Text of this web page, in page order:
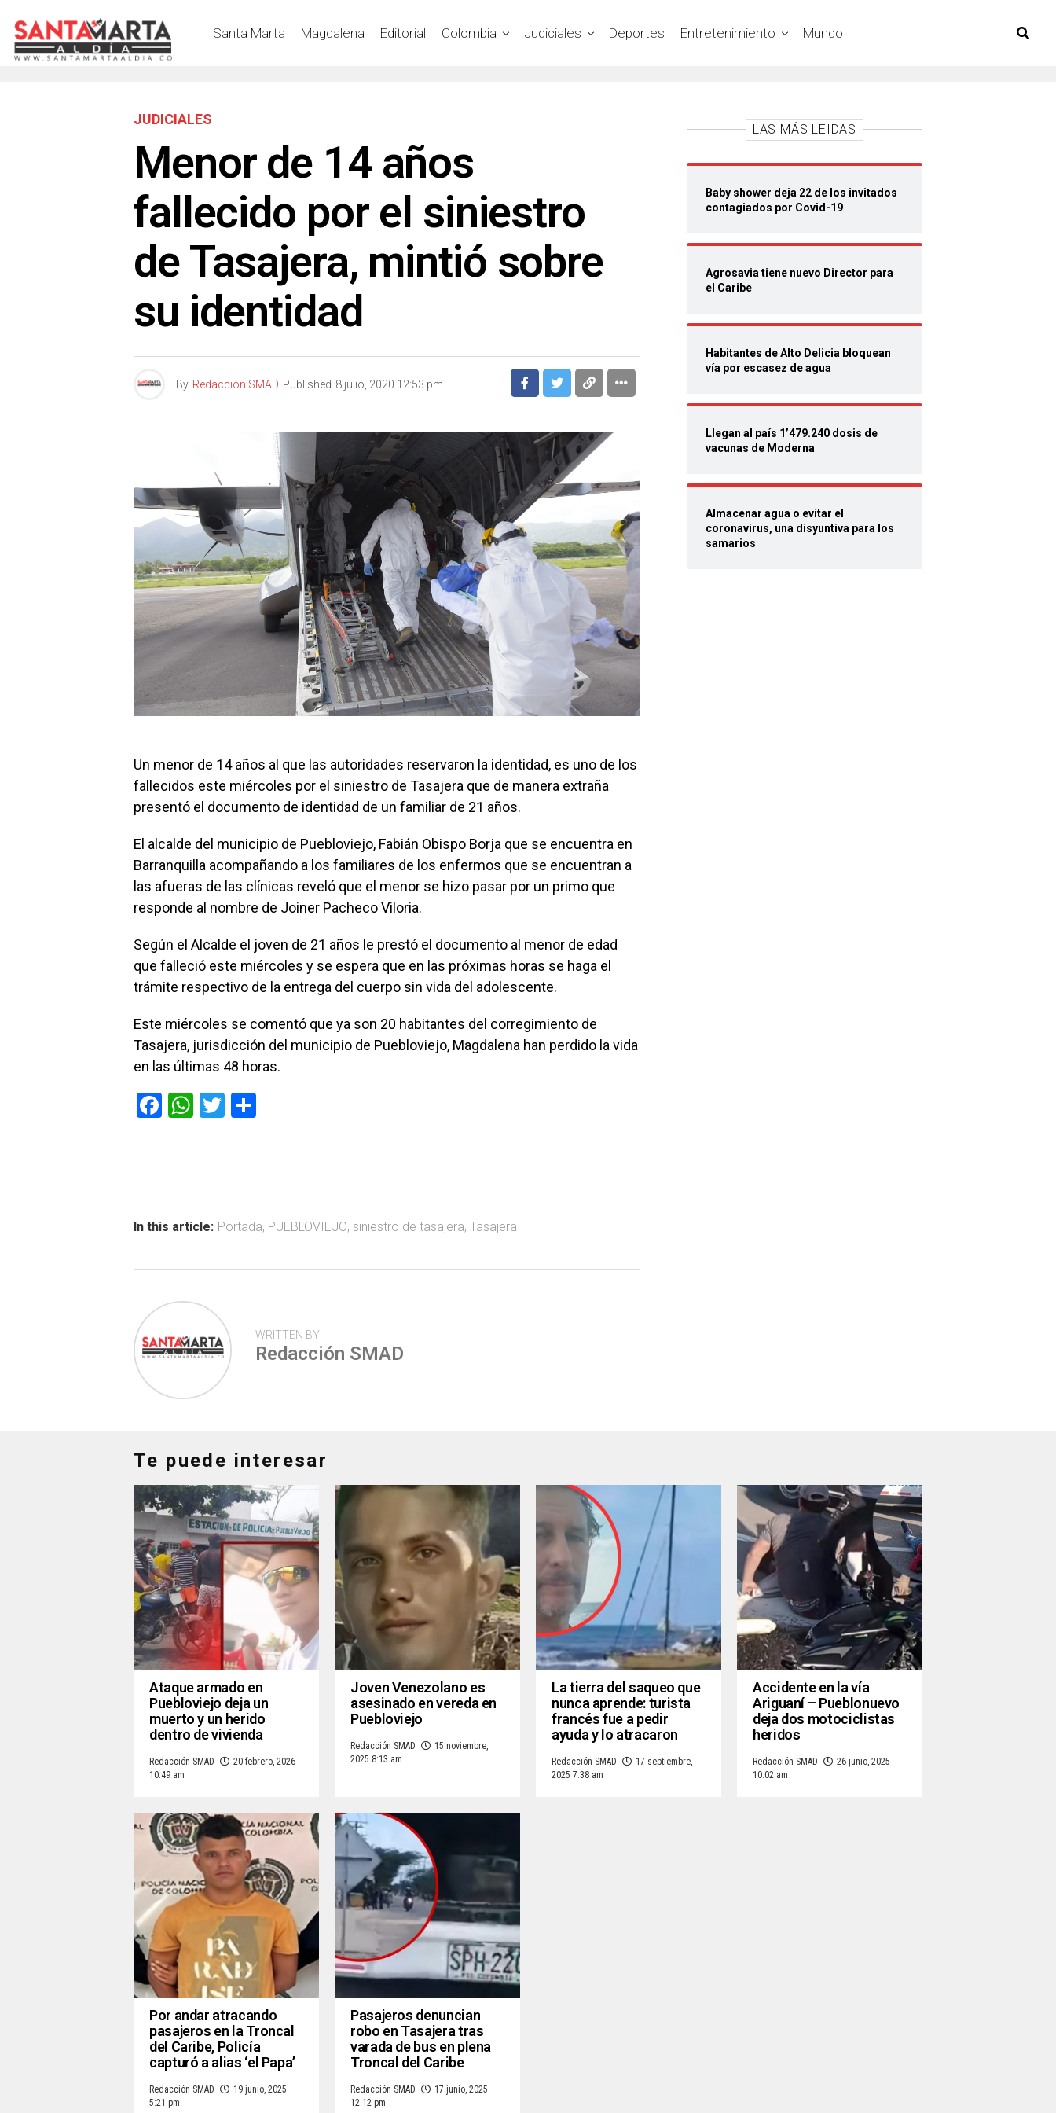
Santa Marta Magdalena Editorial Colombia Judiciales Deportes Entretenimiento Mundo
JUDICIALES
Menor de 14 años
fallecido por el siniestro
de Tasajera, mintió sobre
su identidad
By Redacción SMAD Published 8 julio, 2020 12:53 pm
Un menor de 14 años al que las autoridades reservaron la identidad, es uno de los
fallecidos este miércoles por el siniestro de Tasajera que de manera extraña
presentó el documento de identidad de un familiar de 21 años.
El alcalde del municipio de Puebloviejo, Fabián Obispo Borja que se encuentra en
Barranquilla acompañando a los familiares de los enfermos que se encuentran a
las afueras de las clínicas reveló que el menor se hizo pasar por un primo que
responde al nombre de Joiner Pacheco Viloria.
Según el Alcalde el joven de 21 años le prestó el documento al menor de edad
que falleció este miércoles y se espera que en las próximas horas se haga el
trámite respectivo de la entrega del cuerpo sin vida del adolescente.
Este miércoles se comentó que ya son 20 habitantes del corregimiento de
Tasajera, jurisdicción del municipio de Puebloviejo, Magdalena han perdido la vida
en las últimas 48 horas.
F
ok
W
p
T
tir
In this article: Portada, PUEBLOVIEJO, siniestro de tasajera, Tasajera
WRITTEN BY
Redacción SMAD
LAS MÁS LEIDAS
Baby shower deja 22 de los invitados
contagiados por Covid-19
Agrosavia tiene nuevo Director para
el Caribe
Habitantes de Alto Delicia bloquean
vía por escasez de agua
Llegan al país 1’479.240 dosis de
vacunas de Moderna
Almacenar agua o evitar el
coronavirus, una disyuntiva para los
samarios
Te puede interesar
Ataque armado en
Puebloviejo deja un
muerto y un herido
dentro de vivienda
Redacción SMAD
20 febrero, 2026
10:49 am
Joven Venezolano es
asesinado en vereda en
Puebloviejo
Redacción SMAD
15 noviembre,
2025 8:13 am
La tierra del saqueo que
nunca aprende: turista
francés fue a pedir
ayuda y lo atracaron
Redacción SMAD
17 septiembre,
2025 7:38 am
Accidente en la vía
Ariguaní – Pueblonuevo
deja dos motociclistas
heridos
Redacción SMAD
26 junio, 2025
10:02 am
Por andar atracando
pasajeros en la Troncal
del Caribe, Policía
capturó a alias ‘el Papa’
Redacción SMAD
19 junio, 2025
5:21 pm
Pasajeros denuncian
robo en Tasajera tras
varada de bus en plena
Troncal del Caribe
Redacción SMAD
17 junio, 2025
12:12 pm